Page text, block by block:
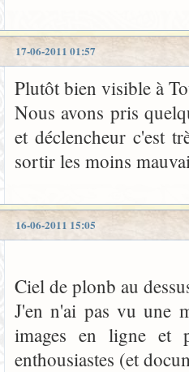
17-06-2011 01:57
Plutôt bien visible à
Nous avons pris
et déclencheur c'est
sortir les moins
16-06-2011 15:05
Ciel de plonb au
J'en n'ai pas vu une
images en ligne et
enthousiastes (et